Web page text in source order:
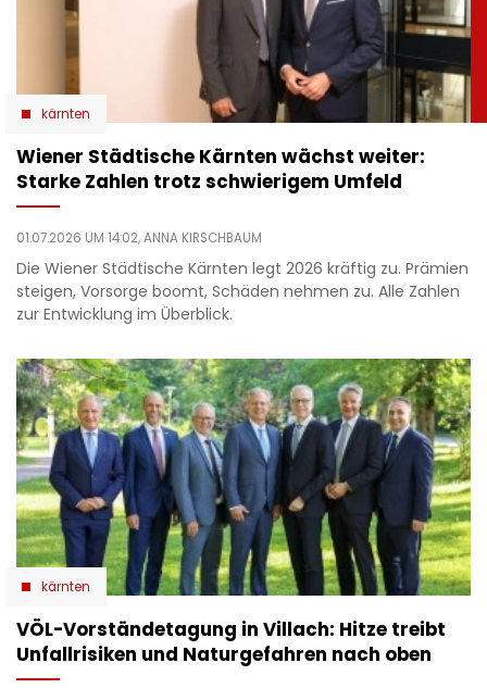
kärnten
Wiener Städtische Kärnten wächst weiter:
Starke Zahlen trotz schwierigem Umfeld
01.07.2026 UM 14:02,ANNA KIRSCHBAUM
Die Wiener Städtische Kärnten legt 2026 kräftig zu. Prämien
steigen, Vorsorge boomt, Schäden nehmen zu. Alle Zahlen
zur Entwicklung im Überblick.
kärnten
VÖL-Vorständetagung in Villach: Hitze treibt
Unfallrisiken und Naturgefahren nach oben